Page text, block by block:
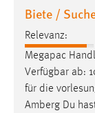
Biete /
Relevanz:
Megapac
Verfügbar ab:
für die
Amberg Du
Name:
site-
Zweck: